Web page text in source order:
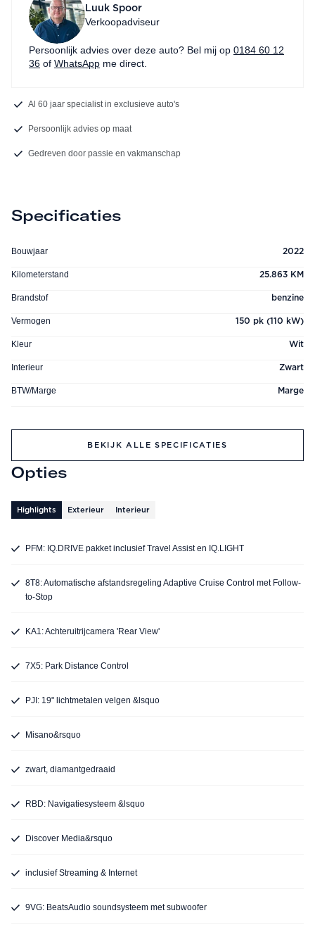
Luuk Spoor
Verkoopadviseur
Persoonlijk advies over deze auto? Bel mij op 0184 60 12
36 of WhatsApp me direct.
Al 60 jaar specialist in exclusieve auto's
Persoonlijk advies op maat
Gedreven door passie en vakmanschap
Specificaties
Bouwjaar 2022
Kilometerstand 25.863 KM
Brandstof benzine
Vermogen 150 pk (110 kW)
Kleur Wit
Interieur Zwart
BTW/Marge Marge
BEKIJK ALLE SPECIFICATIES
Opties
Highlights Exterieur Interieur
PFM: IQ.DRIVE pakket inclusief Travel Assist en IQ.LIGHT
8T8: Automatische afstandsregeling Adaptive Cruise Control met Follow-
to-Stop
KA1: Achteruitrijcamera 'Rear View'
7X5: Park Distance Control
PJI: 19" lichtmetalen velgen &lsquo
Misano&rsquo
zwart, diamantgedraaid
RBD: Navigatiesysteem &lsquo
Discover Media&rsquo
inclusief Streaming & Internet
9VG: BeatsAudio soundsysteem met subwoofer